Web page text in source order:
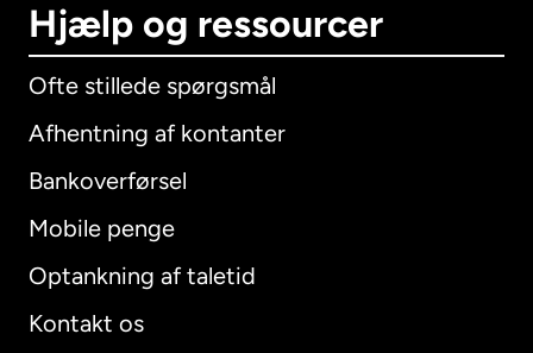
Hjælp og ressourcer
Ofte stillede spørgsmål
Afhentning af kontanter
Bankoverførsel
Mobile penge
Optankning af taletid
Kontakt os